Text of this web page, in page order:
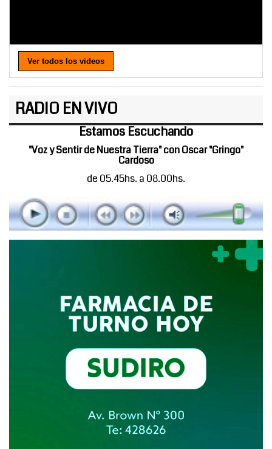
Ver todos los videos
RADIO EN VIVO
Estamos Escuchando
"Voz y Sentir de Nuestra Tierra" con Oscar "Gringo"
Cardoso
de 05.45hs. a 08.00hs.